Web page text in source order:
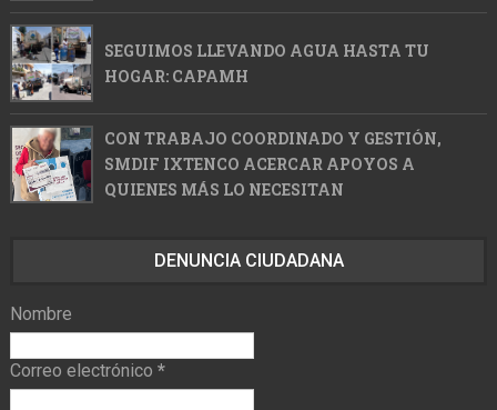
SEGUIMOS LLEVANDO AGUA HASTA TU
HOGAR: CAPAMH
CON TRABAJO COORDINADO Y GESTIÓN,
SMDIF IXTENCO ACERCAR APOYOS A
QUIENES MÁS LO NECESITAN
DENUNCIA CIUDADANA
Nombre
Correo electrónico *